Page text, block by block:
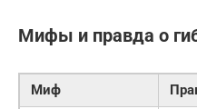
Мифы и правда о
Миф